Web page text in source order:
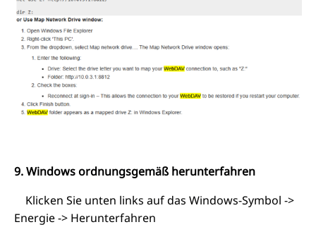
9. Windows ordnungsgemäß herunterfahren
Klicken Sie unten links auf das Windows-Symbol ->
Energie -> Herunterfahren